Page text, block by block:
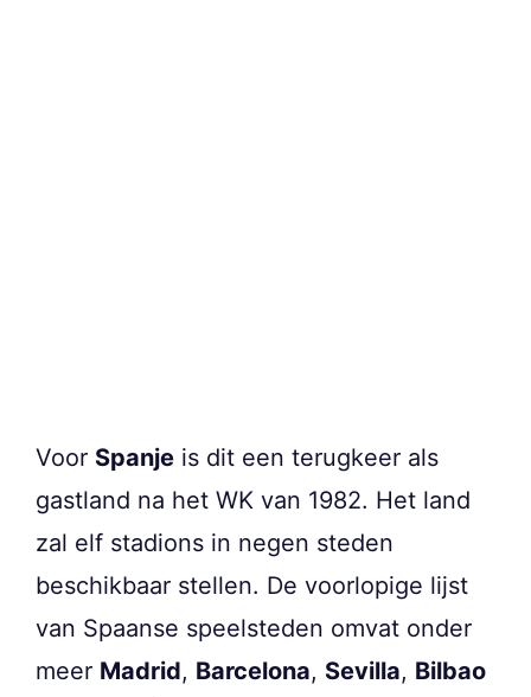
Voor Spanje is dit een terugkeer als
gastland na het WK van 1982. Het land
zal elf stadions in negen steden
beschikbaar stellen. De voorlopige lijst
van Spaanse speelsteden omvat onder
meer Madrid, Barcelona, Sevilla, Bilbao